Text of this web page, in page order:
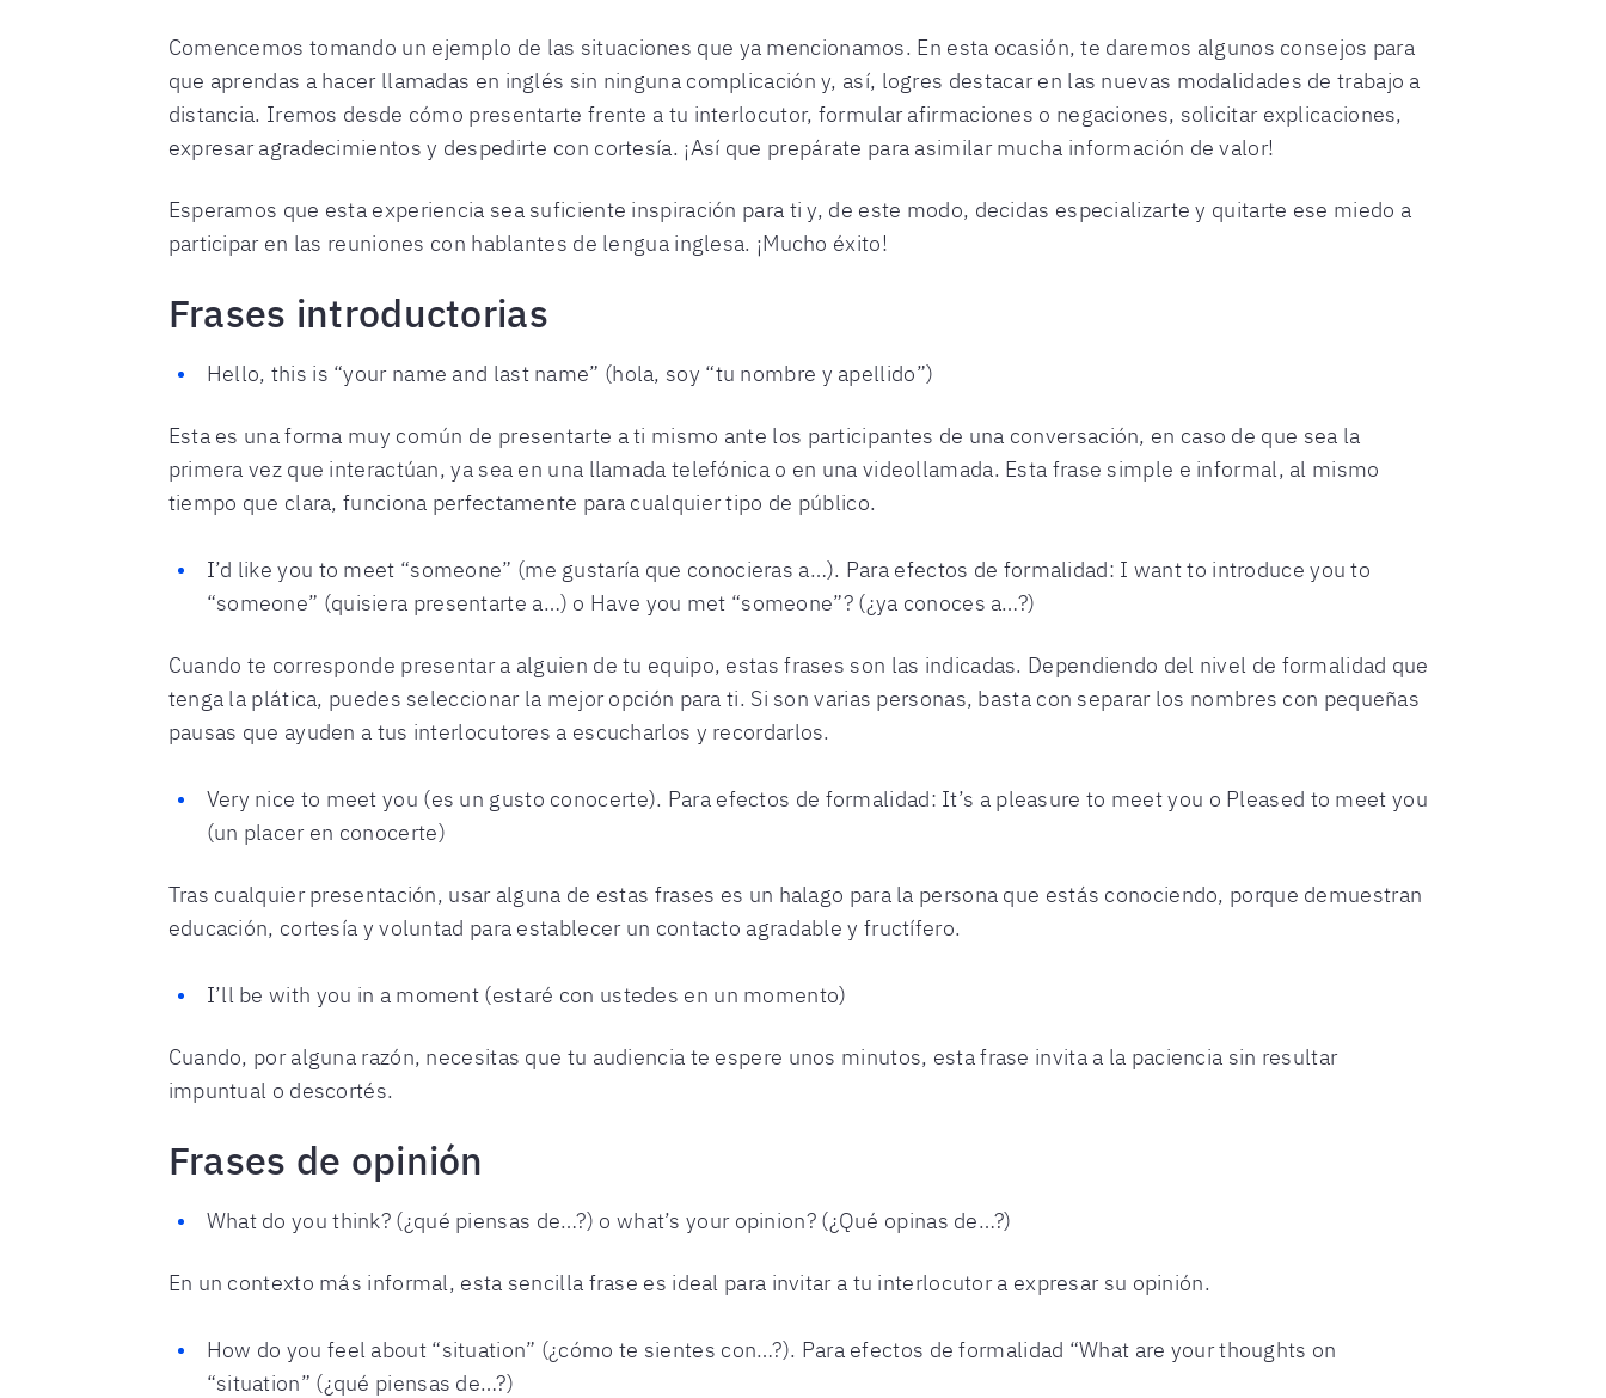
Comencemos tomando un ejemplo de las situaciones que ya mencionamos. En esta ocasión, te daremos algunos consejos para
que aprendas a hacer llamadas en inglés sin ninguna complicación y, así, logres destacar en las nuevas modalidades de trabajo a
distancia. Iremos desde cómo presentarte frente a tu interlocutor, formular afirmaciones o negaciones, solicitar explicaciones,
expresar agradecimientos y despedirte con cortesía. ¡Así que prepárate para asimilar mucha información de valor!
Esperamos que esta experiencia sea suficiente inspiración para ti y, de este modo, decidas especializarte y quitarte ese miedo a
participar en las reuniones con hablantes de lengua inglesa. ¡Mucho éxito!
Frases introductorias
Hello, this is “your name and last name” (hola, soy “tu nombre y apellido”)
Esta es una forma muy común de presentarte a ti mismo ante los participantes de una conversación, en caso de que sea la
primera vez que interactúan, ya sea en una llamada telefónica o en una videollamada. Esta frase simple e informal, al mismo
tiempo que clara, funciona perfectamente para cualquier tipo de público.
I’d like you to meet “someone” (me gustaría que conocieras a…). Para efectos de formalidad: I want to introduce you to
“someone” (quisiera presentarte a…) o Have you met “someone”? (¿ya conoces a…?)
Cuando te corresponde presentar a alguien de tu equipo, estas frases son las indicadas. Dependiendo del nivel de formalidad que
tenga la plática, puedes seleccionar la mejor opción para ti. Si son varias personas, basta con separar los nombres con pequeñas
pausas que ayuden a tus interlocutores a escucharlos y recordarlos.
Very nice to meet you (es un gusto conocerte). Para efectos de formalidad: It’s a pleasure to meet you o Pleased to meet you
(un placer en conocerte)
Tras cualquier presentación, usar alguna de estas frases es un halago para la persona que estás conociendo, porque demuestran
educación, cortesía y voluntad para establecer un contacto agradable y fructífero.
I’ll be with you in a moment (estaré con ustedes en un momento)
Cuando, por alguna razón, necesitas que tu audiencia te espere unos minutos, esta frase invita a la paciencia sin resultar
impuntual o descortés.
Frases de opinión
What do you think? (¿qué piensas de…?) o what’s your opinion? (¿Qué opinas de…?)
En un contexto más informal, esta sencilla frase es ideal para invitar a tu interlocutor a expresar su opinión.
How do you feel about “situation” (¿cómo te sientes con…?). Para efectos de formalidad “What are your thoughts on
“situation” (¿qué piensas de…?)